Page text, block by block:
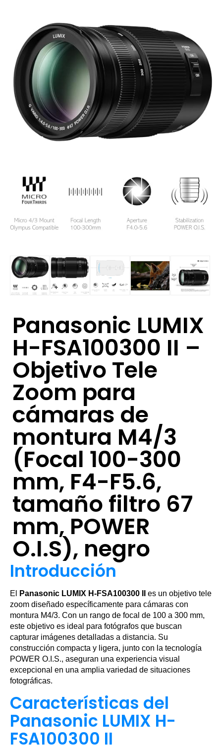
Panasonic LUMIX
H-FSA100300 II –
Objetivo Tele
Zoom para
cámaras de
montura M4/3
(Focal 100-300
mm, F4-F5.6,
tamaño filtro 67
mm, POWER
O.I.S), negro
Introducción
El Panasonic LUMIX H-FSA100300 II
es un objetivo tele
zoom diseñado específicamente para cámaras con
montura M4/3. Con un rango de focal de 100 a 300 mm,
este objetivo es ideal para fotógrafos que buscan
capturar imágenes detalladas a distancia. Su
construcción compacta y ligera, junto con la tecnología
POWER O.I.S., aseguran una experiencia visual
excepcional en una amplia variedad de situaciones
fotográficas.
Características del
Panasonic LUMIX H-
FSA100300 II